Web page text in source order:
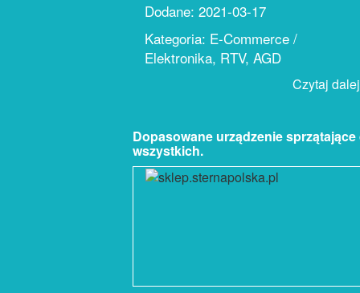
Dodane: 2021-03-17
Kategoria: E-Commerce /
Elektronika, RTV, AGD
Czytaj
Dopasowane urządzenie sprzątające
wszystkich.